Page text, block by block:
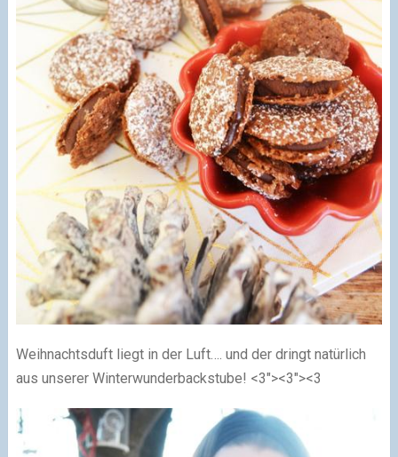
Weihnachtsduft liegt in der Luft…. und der dringt natürlich
aus unserer Winterwunderbackstube! <3"><3"><3